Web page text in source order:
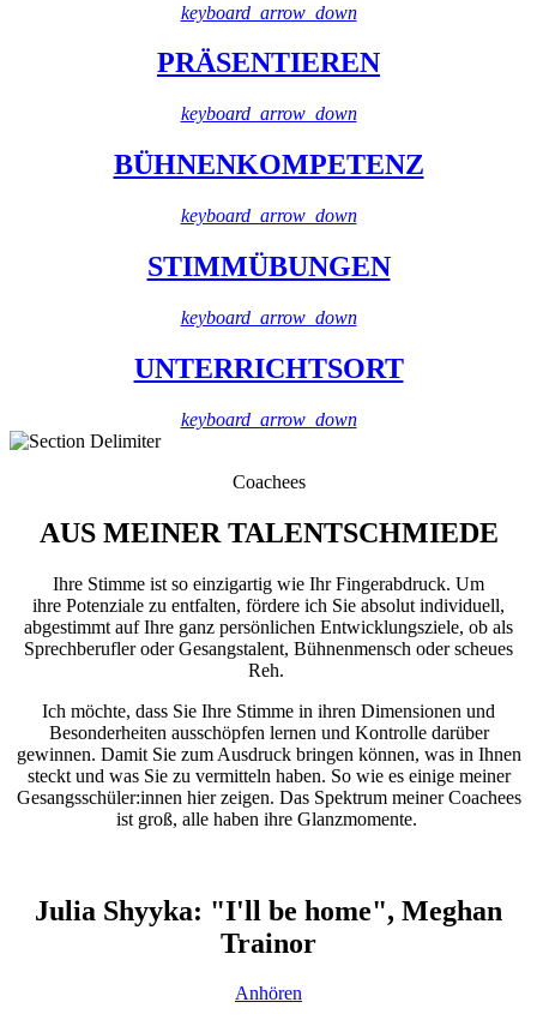
keyboard_arrow_down
PRÄSENTIEREN
keyboard_arrow_down
BÜHNENKOMPETENZ
keyboard_arrow_down
STIMMÜBUNGEN
keyboard_arrow_down
UNTERRICHTSORT
keyboard_arrow_down
Coachees
AUS MEINER TALENTSCHMIEDE
Ihre Stimme ist so einzigartig wie Ihr Fingerabdruck. Um
ihre Potenziale zu entfalten, fördere ich Sie absolut individuell,
abgestimmt auf Ihre ganz persönlichen Entwicklungsziele, ob als
Sprechberufler oder Gesangstalent, Bühnenmensch oder scheues
Reh.
Ich möchte, dass Sie Ihre Stimme in ihren Dimensionen und
Besonderheiten ausschöpfen lernen und Kontrolle darüber
gewinnen. Damit Sie zum Ausdruck bringen können, was in Ihnen
steckt und was Sie zu vermitteln haben. So wie es einige meiner
Gesangsschüler:innen hier zeigen. Das Spektrum meiner Coachees
ist groß, alle haben ihre Glanzmomente.
Julia Shyyka: "I'll be home", Meghan
Trainor
Anhören